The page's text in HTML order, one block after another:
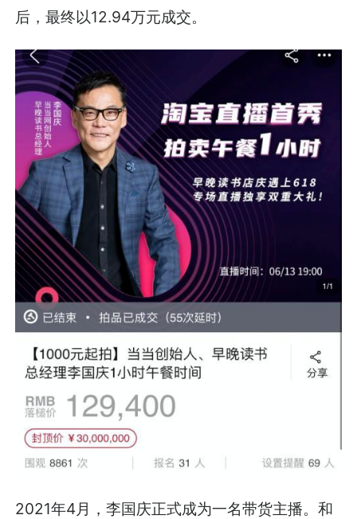
后，最终以12.94万元成交。
2021年4月，李国庆正式成为一名带货主播。和